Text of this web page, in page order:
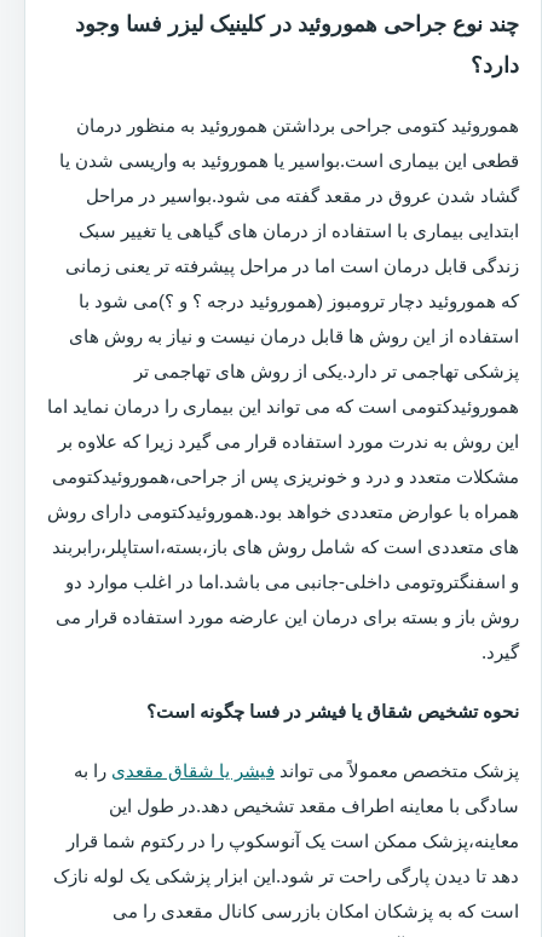
چند نوع جراحی هموروئید در کلینیک لیزر فسا وجود
دارد؟
هموروئید کتومی جراحی برداشتن هموروئید به منظور درمان
قطعی این بیماری است.بواسیر یا هموروئید به واریسی شدن یا
گشاد شدن عروق در مقعد گفته می شود.بواسیر در مراحل
ابتدایی بیماری با استفاده از درمان های گیاهی یا تغییر سبک
زندگی قابل درمان است اما در مراحل پیشرفته تر یعنی زمانی
که هموروئید دچار ترومبوز (هموروئید درجه ؟ و ؟)می شود با
استفاده از این روش ها قابل درمان نیست و نیاز به روش های
پزشکی تهاجمی تر دارد.یکی از روش های تهاجمی تر
هموروئیدکتومی است که می تواند این بیماری را درمان نماید اما
این روش به ندرت مورد استفاده قرار می گیرد زیرا که علاوه بر
مشکلات متعدد و درد و خونریزی پس از جراحی،هموروئیدکتومی
همراه با عوارض متعددی خواهد بود.هموروئیدکتومی دارای روش
های متعددی است که شامل روش های باز،بسته،استاپلر،رابربند
و اسفنگتروتومی داخلی-جانبی می باشد.اما در اغلب موارد دو
روش باز و بسته برای درمان این عارضه مورد استفاده قرار می
گیرد.
نحوه تشخیص شقاق یا فیشر در فسا چگونه است؟
پزشک متخصص معمولاً می تواند فیشر یا شقاق مقعدی را به
سادگی با معاینه اطراف مقعد تشخیص دهد.در طول این
معاینه،پزشک ممکن است یک آنوسکوپ را در رکتوم شما قرار
دهد تا دیدن پارگی راحت تر شود.این ابزار پزشکی یک لوله نازک
است که به پزشکان امکان بازرسی کانال مقعدی را می